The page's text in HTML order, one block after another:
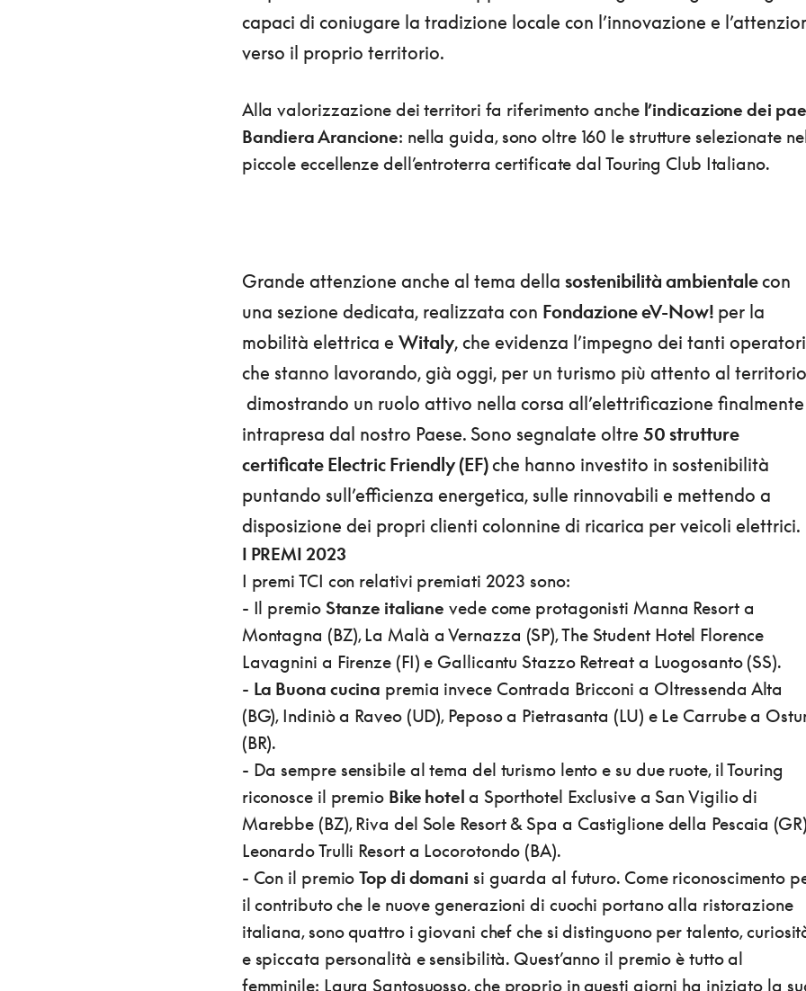
capaci di coniugare la tradizione locale con l’innovazione e
verso il proprio territorio.
Alla valorizzazione dei territori fa riferimento anche l’indicazione dei
Bandiera Arancione: nella guida, sono oltre 160 le strutture selezionate
piccole eccellenze dell’entroterra certificate dal Touring Club Italiano.
Grande attenzione anche al tema della sostenibilità ambientalecon
una sezione dedicata, realizzata con Fondazione eV-Now! per la
mobilità elettrica e Witaly, che evidenza l’impegno dei tanti operatori
che stanno lavorando, già oggi, per un turismo più attento al territorio
dimostrando un ruolo attivo nella corsa all’elettrificazione finalmente
intrapresa dal nostro Paese. Sono segnalate oltre 50 strutture
certificate Electric Friendly (EF)che hanno investito in sostenibilità
puntando sull’efficienza energetica, sulle rinnovabili e mettendo a
disposizione dei propri clienti colonnine di ricarica per veicoli elettrici.
I PREMI 2023
I premi TCI con relativi premiati 2023 sono:
- Il premio Stanze italiane vede come protagonisti Manna Resort a
Montagna (BZ), La Malà a Vernazza (SP), The Student Hotel Florence
Lavagnini a Firenze (FI) e Gallicantu Stazzo Retreat a Luogosanto (SS).
- La Buona cucina premia invece Contrada Bricconi a Oltressenda Alta
(BG), Indiniò a Raveo (UD), Peposo a Pietrasanta (LU) e Le Carrube a
(BR).
- Da sempre sensibile al tema del turismo lento e su due ruote, il Touring
riconosce il premio Bike hotel a Sporthotel Exclusive a San Vigilio di
Marebbe (BZ), Riva del Sole Resort & Spa a Castiglione della Pescaia
Leonardo Trulli Resort a Locorotondo (BA).
- Con il premioTop di domani si guarda al futuro. Come riconoscimento
il contributo che le nuove generazioni di cuochi portano alla ristorazione
italiana, sono quattro i giovani chef che si distinguono per talento,
e spiccata personalità e sensibilità. Quest’anno il premio è tutto al
femminile: Laura Santosuosso, che proprio in questi giorni ha iniziato la